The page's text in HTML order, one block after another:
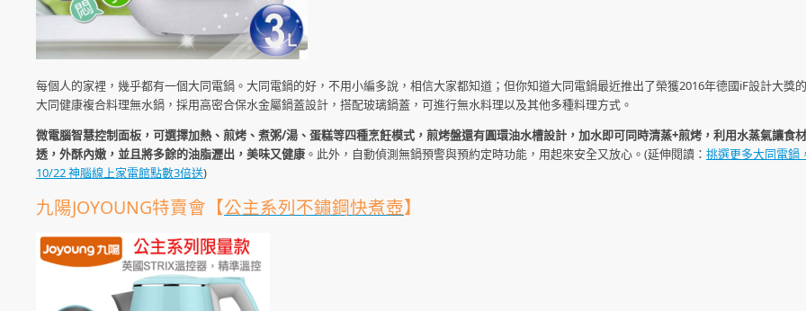
每個人的家裡，幾乎都有一個大同電鍋。大同電鍋的好，不用小編多說，相信大家都知道；但你知道大同電鍋最近推出了榮獲2016年德國iF設計大獎
大同健康複合料理無水鍋，採用高密合保水金屬鍋蓋設計，搭配玻璃鍋蓋，可進行無水料理以及其他多種料理方式。
微電腦智慧控制面板，可選擇加熱、煎烤、煮粥/湯、蛋糕等四種烹飪模式，煎烤盤還有圓環油水槽設計，加水即可同時清蒸+煎烤，利用水蒸氣讓食
透，外酥內嫩，並且將多餘的油脂瀝出，美味又健康 。此外，自動偵測無鍋預警與預約定時功能，用起來安全又放心。(延伸閱讀： 挑選更多大同電鍋
10/22 神腦線上家電館點數3倍送)
九陽JOYOUNG特賣會【公主系列不鏽鋼快煮壺】